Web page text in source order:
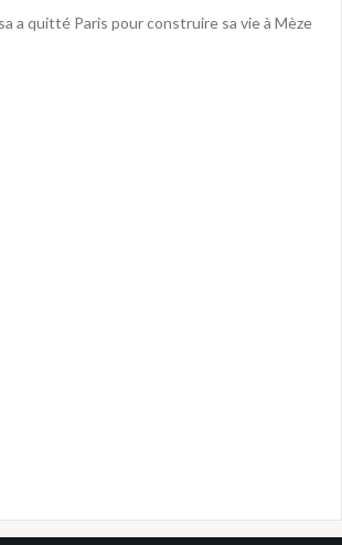
a quitté Paris pour construire sa vie à Mèze